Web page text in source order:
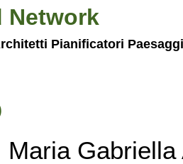
Pianificatori
Maria Gabriella